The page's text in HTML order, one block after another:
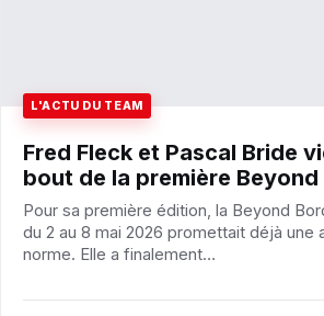
L'ACTU DU TEAM
Fred Fleck et Pascal Bride
bout de la première
Pour sa première édition, la Beyond
du 2 au 8 mai 2026 promettait déjà une
norme. Elle a finalement…